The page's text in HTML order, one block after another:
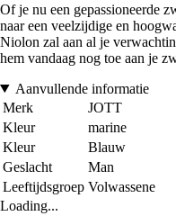
Of je nu een gepassioneerde
naar een veelzijdige en
Niolon zal aan al je
hem vandaag nog toe aan je
Aanvullende informatie
Merk
JOTT
Kleur
marine
Kleur
Blauw
Geslacht
Man
Leeftijdsgroep Volwassene
Loading...